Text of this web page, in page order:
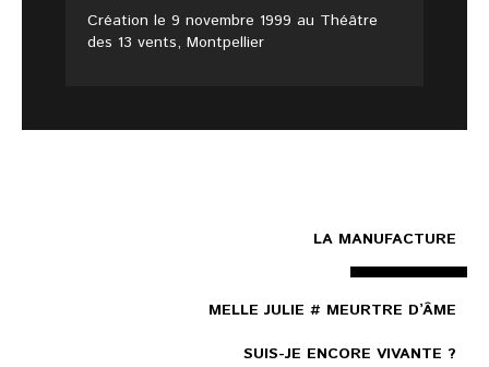
Création le 9 novembre 1999 au Théâtre
des 13 vents, Montpellier
LA MANUFACTURE
MELLE JULIE # MEURTRE D’ÂME
SUIS-JE ENCORE VIVANTE ?